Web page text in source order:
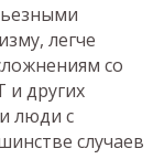
легче
со
и других
люди с
случаев